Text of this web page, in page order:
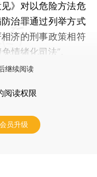
》对以危险方法危
治罪通过列举方式
济的刑事政策相符
情绪化司法”。
继续阅读
阅读权限
员升级